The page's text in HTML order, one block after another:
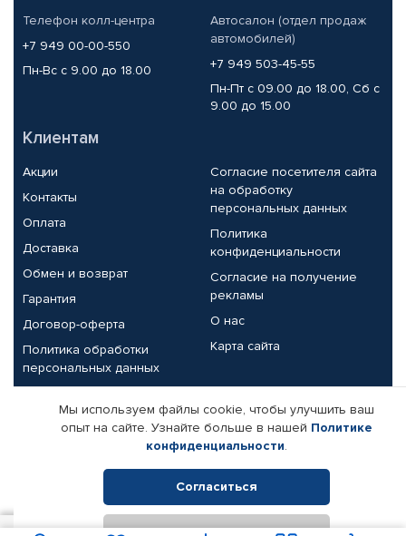
Телефон колл-центра
+7 949 00-00-550
Пн-Вс с 9.00 до 18.00
Автосалон (отдел продаж
автомобилей)
+7 949 503-45-55
Пн-Пт с 09.00 до 18.00, Сб с
9.00 до 15.00
Клиентам
Акции
Контакты
Оплата
Доставка
Обмен и возврат
Гарантия
Договор-оферта
Политика обработки
персональных данных
Согласие посетителя сайта
на обработку
персональных данных
Политика
конфиденциальности
Согласие на получение
рекламы
О нас
Карта сайта
Партнерам
Корпоративным клиентам
Поставщикам
Реквизиты компании
Мы используем файлы cookie, чтобы улучшить ваш
опыт на сайте. Узнайте больше в нашей Политике
конфиденциальности.
Согласиться
Отклонить